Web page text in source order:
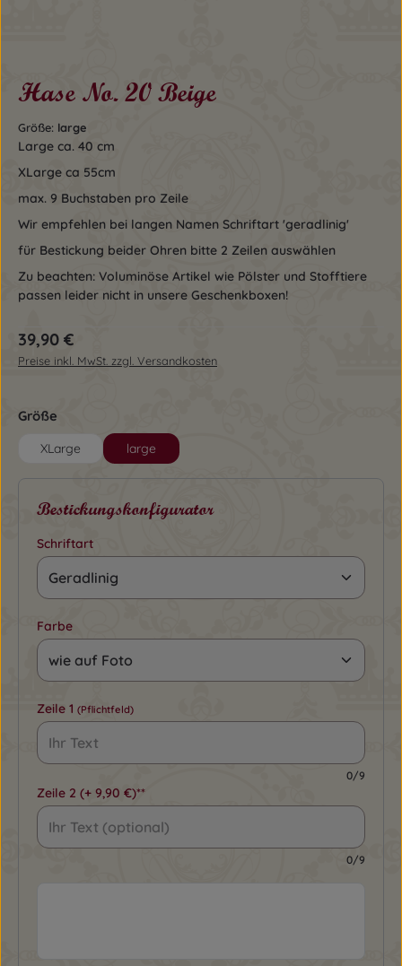
Hase No. 20 Beige
Größe: large
Large ca. 40 cm
XLarge ca 55cm
max. 9 Buchstaben pro Zeile
Wir empfehlen bei langen Namen Schriftart 'geradlinig'
für Bestickung beider Ohren bitte 2 Zeilen auswählen
Zu beachten: Voluminöse Artikel wie Pölster und Stofftiere
passen leider nicht in unsere Geschenkboxen!
Regulärer Preis:
39,90 €
Preise inkl. MwSt. zzgl. Versandkosten
Größe
XLarge large
Bestickungskonfigurator
Schriftart
Farbe
Zeile 1 (Pflichtfeld)
0/9
Zeile 2 (+ 9,90 €)**
0/9